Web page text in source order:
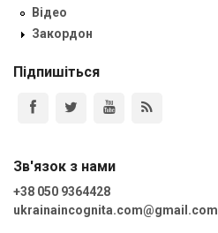
Відео
Закордон
Підпишіться
Зв'язок з нами
+38 050 9364428
ukrainaincognita.com@gmail.com